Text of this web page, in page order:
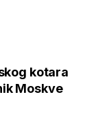
kotara
Moskve